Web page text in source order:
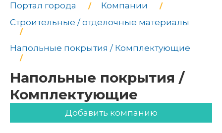
Портал города
Компании
Строительные / отделочные материалы
Напольные покрытия / Комплектующие
Напольные покрытия /
Комплектующие
Добавить компанию